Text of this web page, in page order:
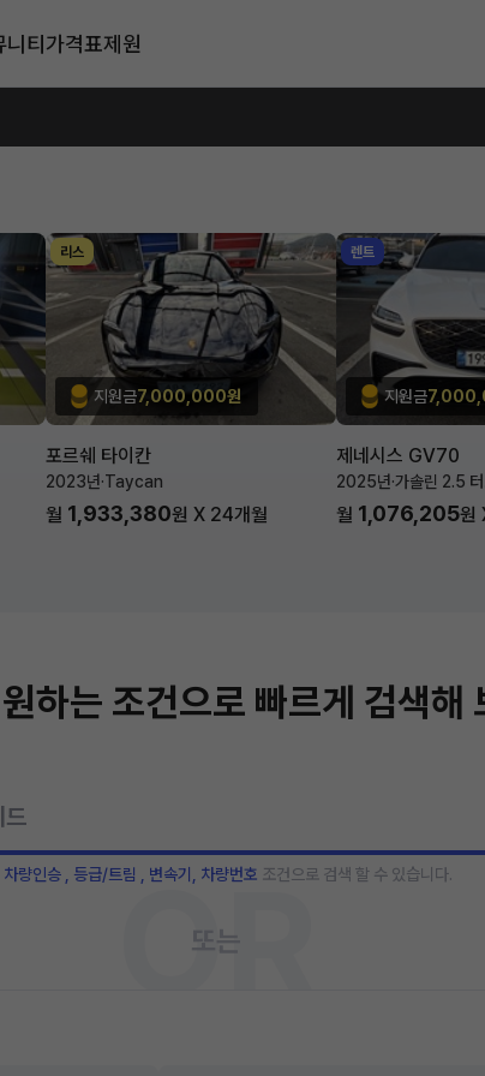
니티가격표제원
리스
지원금7,000,000원
포르쉐 타이칸
2023년·Taycan
월 1,933,380원 X 24개월
렌트
지원금
제네시스 GV70
2025년·가솔린 2.5
월 1,076,205원
하는 조건으로 빠르게 검색해
량인승 , 등급/트림 , 변속기, 차량번호 조건으로 검색 할 수 있습니다.
OR
또는